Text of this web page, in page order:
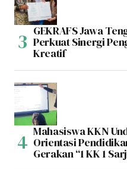
GEKRAFS Jawa
Perkuat Sinergi
Kreatif
Mahasiswa KKN
Orientasi
Gerakan “1 KK 1